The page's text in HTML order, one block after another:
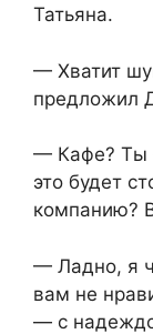
Татьяна.
— Хватит
предложил
— Кафе? Ты
это будет
компанию?
— Ладно, я
вам не
— с